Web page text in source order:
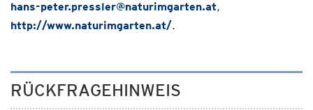
hans-peter.pressler@naturimgarten.at,
http://www.naturimgarten.at/.
RÜCKFRAGEHINWEIS